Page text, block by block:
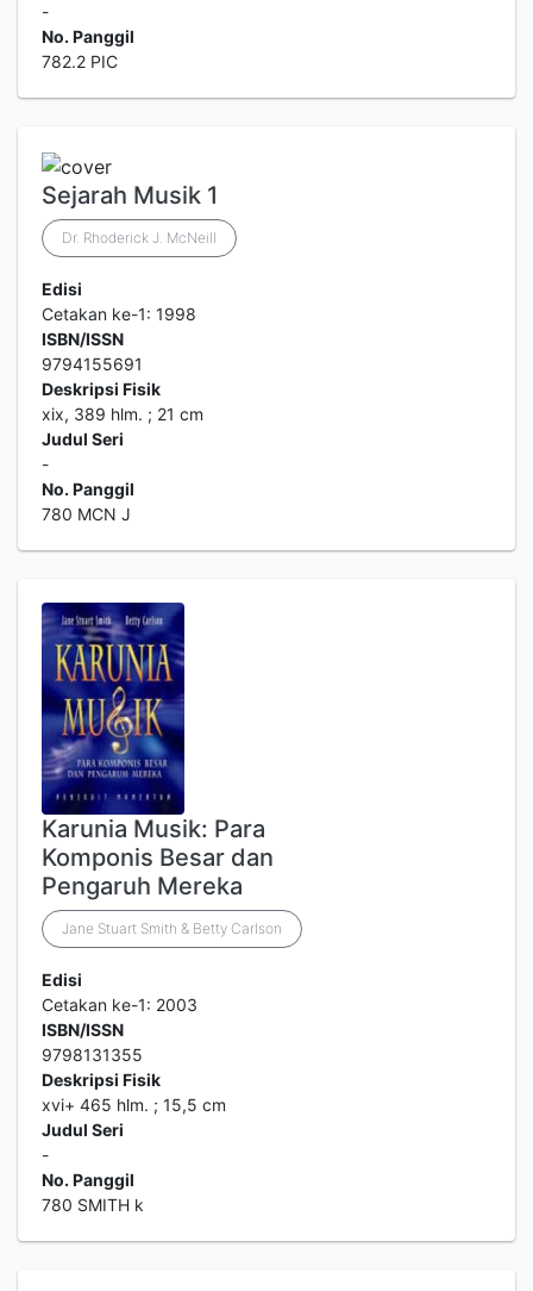
-
No. Panggil
782.2 PIC
Sejarah Musik 1
Dr. Rhoderick J. McNeill
Edisi
Cetakan ke-1: 1998
ISBN/ISSN
9794155691
Deskripsi Fisik
xix, 389 hlm. ; 21 cm
Judul Seri
-
No. Panggil
780 MCN J
Karunia Musik: Para
Komponis Besar dan
Pengaruh Mereka
Jane Stuart Smith & Betty Carlson
Edisi
Cetakan ke-1: 2003
ISBN/ISSN
9798131355
Deskripsi Fisik
xvi+ 465 hlm. ; 15,5 cm
Judul Seri
-
No. Panggil
780 SMITH k